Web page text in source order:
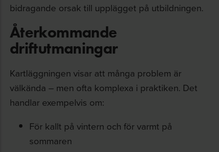
bidragande orsak till upplägget på utbildningen.
Återkommande
driftutmaningar
Kartläggningen visar att många problem är
välkända – men ofta komplexa i praktiken. Det
handlar exempelvis om:
För kallt på vintern och för varmt på
sommaren